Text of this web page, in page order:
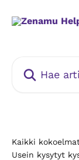
Kaikki
Usein kysytyt